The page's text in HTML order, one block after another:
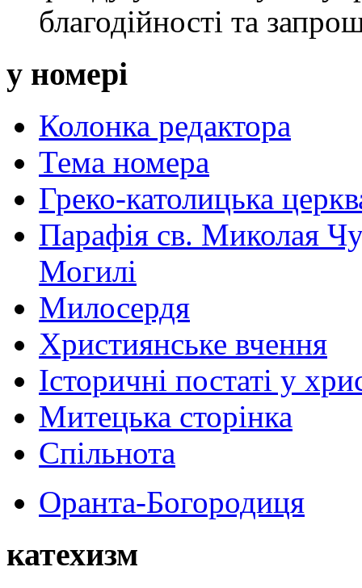
благодійності та
у номері
Колонка редактора
Тема номера
Греко-католицька
Парафія св. Миколая
Могилі
Милосердя
Християнське вчення
Історичні постаті у
Митецька сторінка
Спільнота
Оранта-Богородиця
катехизм